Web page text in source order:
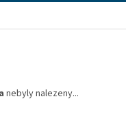
nebyly nalezeny...